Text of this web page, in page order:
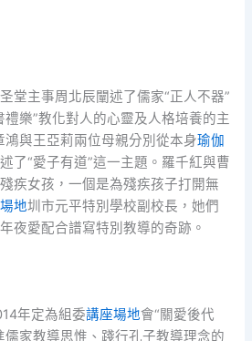
堂主事周北辰闡述了儒家“正人不器”
樂”教化對人的心靈及人格培養的主
鴻與王亞莉兩位母親分別從本身瑜伽
了“愛子有道”這一主題。羅千紅與曹
疾女孩，一個是為殘疾孩子打開無
地圳市元平特別學校副校長，她們
夜愛配合譜寫特別教導的奇跡。
年定為組委講座場地會“關愛後代
儒家教導思惟、踐行孔子教導理念的